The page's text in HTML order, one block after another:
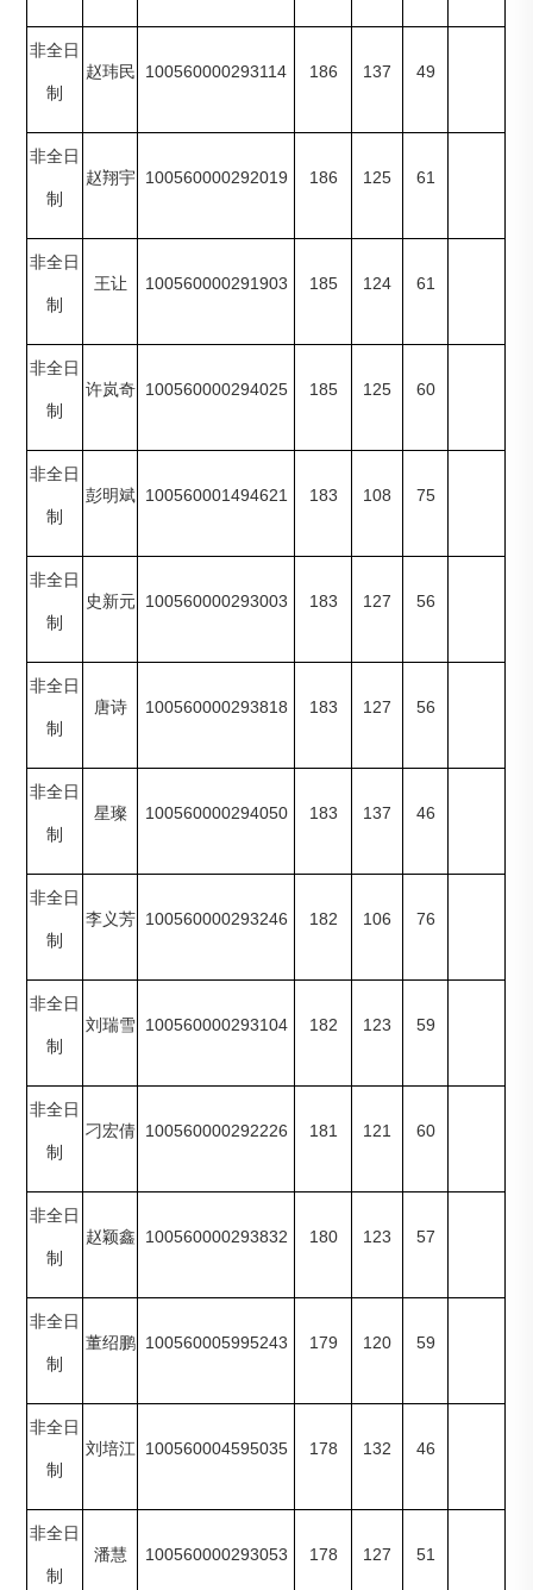
非全日
制
赵玮民 100560000293114 186 137 49
非全日
制
赵翔宇 100560000292019 186 125 61
非全日
制
王让 100560000291903 185 124 61
非全日
制
许岚奇 100560000294025 185 125 60
非全日
制
彭明斌 100560001494621 183 108 75
非全日
制
史新元 100560000293003 183 127 56
非全日
制
唐诗 100560000293818 183 127 56
非全日
制
星璨 100560000294050 183 137 46
非全日
制
李义芳 100560000293246 182 106 76
非全日
制
刘瑞雪 100560000293104 182 123 59
非全日
制
刁宏倩 100560000292226 181 121 60
非全日
制
赵颖鑫 100560000293832 180 123 57
非全日
制
董绍鹏 100560005995243 179 120 59
非全日
制
刘培江 100560004595035 178 132 46
非全日
制
潘慧 100560000293053 178 127 51